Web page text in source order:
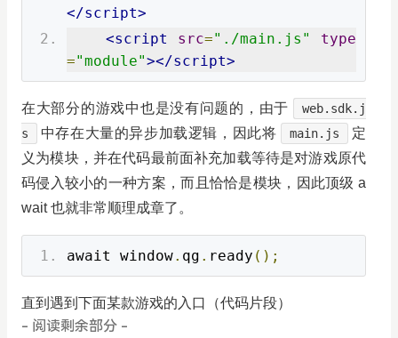
</script>
<script
src="./main.js"
type
="module"></script>
在大部分的游戏中也是没有问题的，由于
web.sdk.j
s
中存在大量的异步加载逻辑，因此将 main.js
定
义为模块，并在代码最前面补充加载等待是对游戏原代
码侵入较小的一种方案，而且恰恰是模块，因此顶级 a
wait 也就非常顺理成章了。
await window. qg . ready ();
直到遇到下面某款游戏的入口（代码片段）
- 阅读剩余部分 -